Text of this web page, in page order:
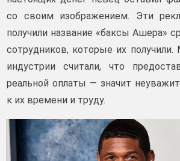
со своим изображением. Эти
получили название «баксы Ашера»
сотрудников, которые их получили.
индустрии считали, что
реальной оплаты — значит
к их времени и труду.